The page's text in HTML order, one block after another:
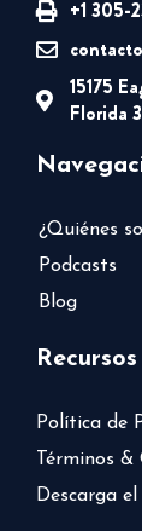
+1 305-
15175
Florida
¿Quiénes
Podcasts
Blog
Recursos
Política de
Términos &
Descarga